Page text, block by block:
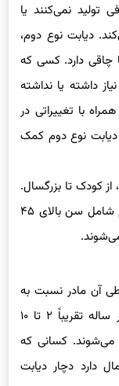
تولید نمی‌کنند یا
دیابت نوع دوم،
چاقی دارد. کسی که
داشته یا نداشته
با تغییراتی در
دیابت نوع دوم کمک
کودک تا بزرگسال.
معمول‌ترین ریسک فاکتورهای دیابت نوع دوم شامل سن بالای ۴۵
طی آن مادر نسبت به
انسولین حساسیت کمتری نشان می‌دهد. هر ساله تقریباً ۲ تا ۱۰
می‌شوند. کسانی که
دارد دچار دیابت